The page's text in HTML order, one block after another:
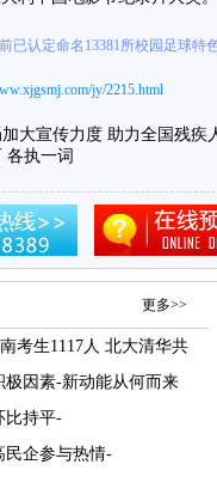
已认定命名13381所校园足球特
jy/2215.html
大宣传力度 助力全国残疾
各执一词
更多>>
考生1117人 北大清华共
因素-新动能从何而来
比持平-
民企参与热情-